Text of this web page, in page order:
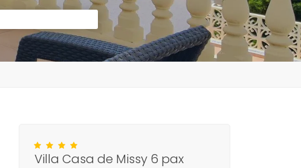
Villa Casa de Missy 6 pax